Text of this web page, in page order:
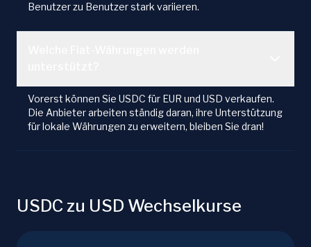
Benutzer zu Benutzer stark variieren.
Vorerst können Sie USDC für EUR und USD verkaufen.
Die Anbieter arbeiten ständig daran, ihre Unterstützung
für lokale Währungen zu erweitern, bleiben Sie dran!
USDC zu USD Wechselkurse